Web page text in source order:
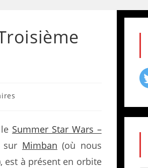
Summer Star Wars –
sur Mimban (où nous
est à présent en orbite